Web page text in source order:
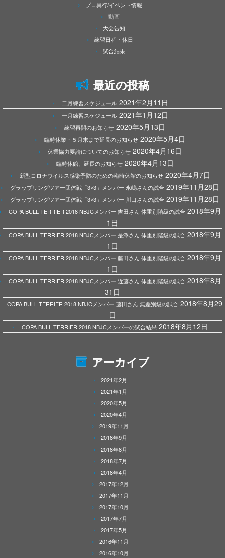
プロ興行/イベント情報
動画
大会告知
練習日程・休日
試合結果
最近の投稿
二月練習スケジュール 2021年2月11日
一月練習スケジュール 2021年1月12日
練習再開のお知らせ 2020年5月13日
臨時休業・５月末まで延長のお知らせ 2020年5月4日
休業協力要請についてのお知らせ 2020年4月16日
臨時休館、延長のお知らせ 2020年4月13日
新型コロナウイルス感染予防のための臨時休館のお知らせ 2020年4月7日
グラップリングツアー団体戦「3×3」メンバー 永嶋さんの試合 2019年11月28日
グラップリングツアー団体戦「3×3」メンバー 川口さんの試合 2019年11月28日
COPA BULL TERRIER 2018 NBJCメンバー 吉田さん 体重別階級の試合 2018年9月
1日
COPA BULL TERRIER 2018 NBJCメンバー 是澤さん 体重別階級の試合 2018年9月
1日
COPA BULL TERRIER 2018 NBJCメンバー 藤田さん 体重別階級の試合 2018年9月
1日
COPA BULL TERRIER 2018 NBJCメンバー 近藤さん 体重別階級の試合 2018年8月
31日
COPA BULL TERRIER 2018 NBJCメンバー 藤田さん 無差別級の試合 2018年8月29
日
COPA BULL TERRIER 2018 NBJCメンバーの試合結果 2018年8月12日
アーカイブ
2021年2月
2021年1月
2020年5月
2020年4月
2019年11月
2018年9月
2018年8月
2018年7月
2018年4月
2017年12月
2017年11月
2017年10月
2017年7月
2017年5月
2016年11月
2016年10月